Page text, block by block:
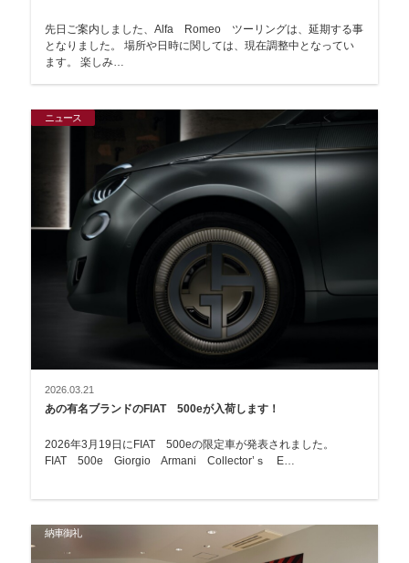
先日ご案内しました、Alfa Romeo ツーリングは、延期する事
となりました。 場所や日時に関しては、現在調整中となってい
ます。 楽しみ…
ニュース
2026.03.21
あの有名ブランドのFIAT 500eが入荷します！
2026年3月19日にFIAT 500eの限定車が発表されました。
FIAT 500e Giorgio Armani Collector’ｓ E…
納車御礼